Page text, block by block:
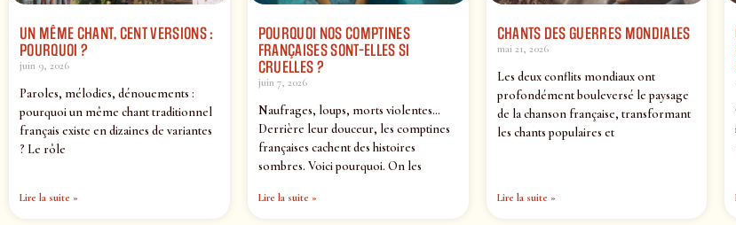
UN MÊME CHANT, CENT VERSIONS :
POURQUOI ?
juin 9, 2026
Paroles, mélodies, dénouements :
pourquoi un même chant traditionnel
français existe en dizaines de variantes
? Le rôle
Lire la suite »
POURQUOI NOS COMPTINES
FRANÇAISES SONT-ELLES SI
CRUELLES ?
juin 7, 2026
Naufrages, loups, morts violentes…
Derrière leur douceur, les comptines
françaises cachent des histoires
sombres. Voici pourquoi. On les
Lire la suite »
CHANTS DES GUERRES MONDIALES
mai 21, 2026
Les deux conflits mondiaux ont
profondément bouleversé le paysage
de la chanson française, transformant
les chants populaires et
Lire la suite »